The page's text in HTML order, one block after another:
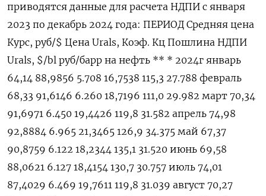
приводятся данные для расчета НДПИ с января
2023 по декабрь 2024 года: ПЕРИОД Средняя цена
Курс, руб/$ Цена Urals, Коэф. Кц Пошлина НДПИ
Urals, $/bl руб/барр на нефть ** * 2024г январь
64,14 88,9856 5.708 16,7538 115,3 27.788 февраль
68,33 91,6146 6.260 18,7196 111,0 29.982 март 70,34
91,6971 6.450 19,4426 119,8 31.582 апрель 74,98
92,8884 6.965 21,3465 126,9 34.375 май 67,37
90,8759 6.122 18,2344 135,1 31.520 июнь 69,58
88,0621 6.127 18,4154 130,7 30.757 июль 74,01
87,4029 6.469 19,7611 119,8 31.039 август 70,27